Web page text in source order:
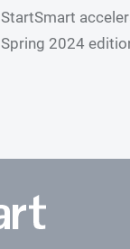
StartSmart
Spring 2024